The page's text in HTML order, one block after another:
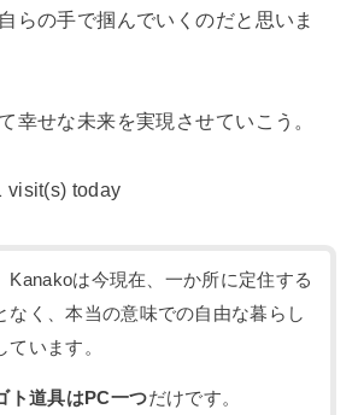
らの手で掴んでいくのだと思いま
幸せな未来を実現させていこう。
visit(s) today
Kanakoは今現在、一か所に定住する
なく、本当の意味での自由な暮らし
ています。
ト道具はPC一つだけです。